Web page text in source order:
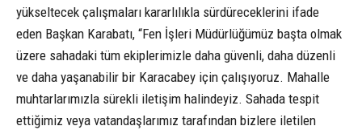
yükseltecek çalışmaları kararlılıkla sürdüreceklerini ifade
eden Başkan Karabatı, “Fen İşleri Müdürlüğümüz başta olmak
üzere sahadaki tüm ekiplerimizle daha güvenli, daha düzenli
ve daha yaşanabilir bir Karacabey için çalışıyoruz. Mahalle
muhtarlarımızla sürekli iletişim halindeyiz. Sahada tespit
ettiğimiz veya vatandaşlarımız tarafından bizlere iletilen